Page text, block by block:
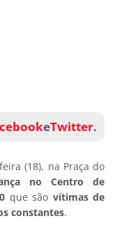
eTwitter.
(18), na Praça do
no Centro de
que são vítimas de
constantes.